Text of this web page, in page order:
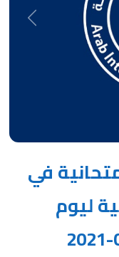
Next
في
ليوم